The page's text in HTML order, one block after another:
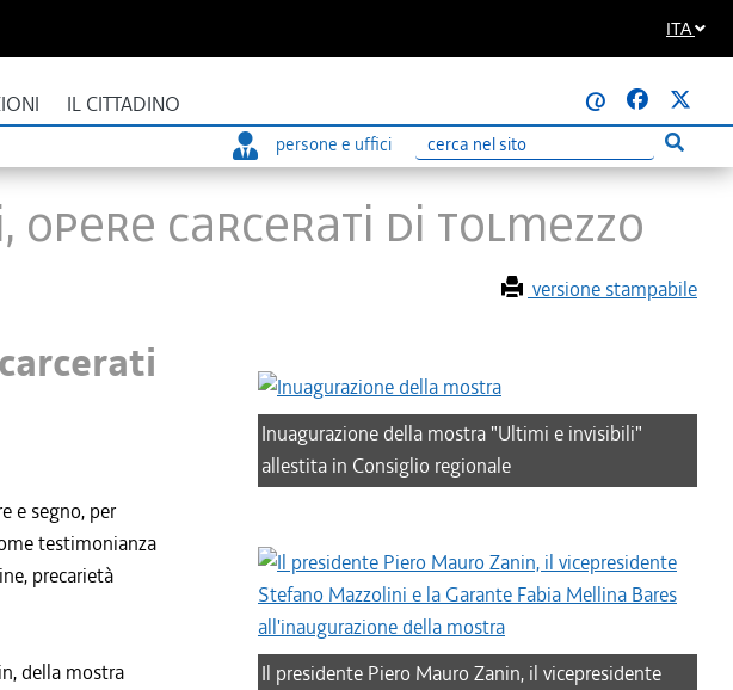
ITA
IL CITTADINO @
persone e uffici
Ricerca Esegui
carcerati di Tolmezzo
versione stampabile
e segno, per
testimonianza
precarietà
della mostra
Inuagurazione della mostra "Ultimi e invisibili"
allestita in Consiglio regionale
Il presidente Piero Mauro Zanin, il vicepresidente